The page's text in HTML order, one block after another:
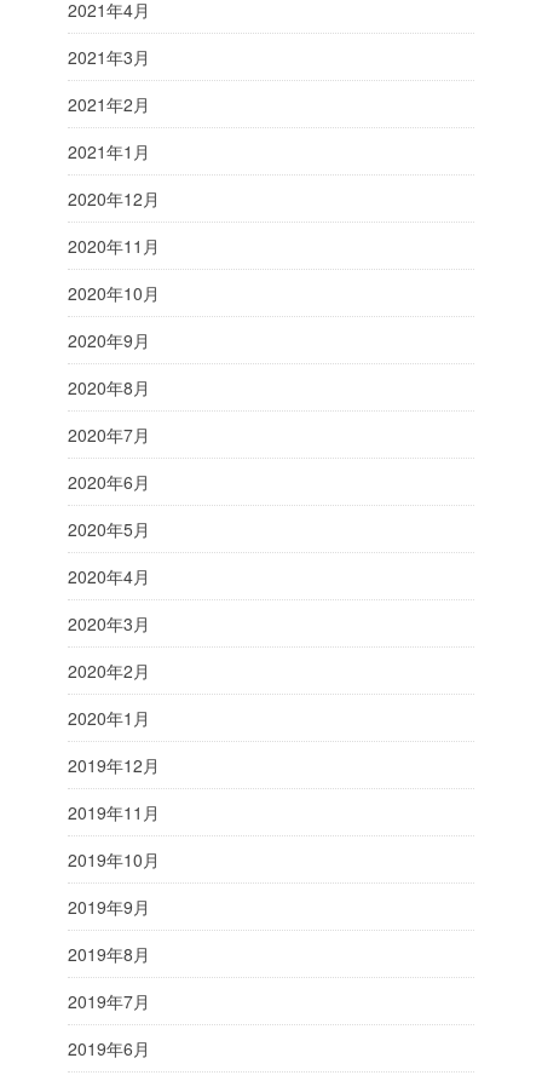
2021年4月
2021年3月
2021年2月
2021年1月
2020年12月
2020年11月
2020年10月
2020年9月
2020年8月
2020年7月
2020年6月
2020年5月
2020年4月
2020年3月
2020年2月
2020年1月
2019年12月
2019年11月
2019年10月
2019年9月
2019年8月
2019年7月
2019年6月